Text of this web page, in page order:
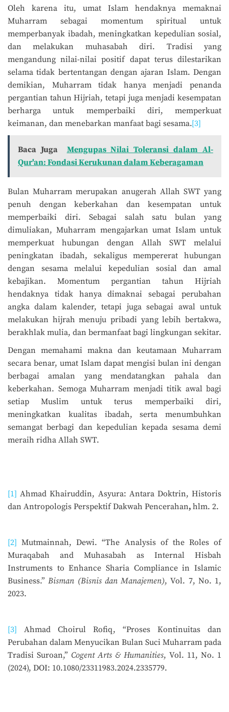
Oleh karena itu, umat Islam hendaknya memaknai
Muharram sebagai momentum spiritual untuk
memperbanyak ibadah, meningkatkan kepedulian sosial,
dan melakukan muhasabah diri. Tradisi yang
mengandung nilai-nilai positif dapat terus dilestarikan
selama tidak bertentangan dengan ajaran Islam. Dengan
demikian, Muharram tidak hanya menjadi penanda
pergantian tahun Hijriah, tetapi juga menjadi kesempatan
berharga untuk memperbaiki diri, memperkuat
keimanan, dan menebarkan manfaat bagi sesama.[3]
Baca Juga
Mengupas Nilai Toleransi dalam Al-
Qur'an: Fondasi Kerukunan dalam Keberagaman
Bulan Muharram merupakan anugerah Allah SWT yang
penuh dengan keberkahan dan kesempatan untuk
memperbaiki diri. Sebagai salah satu bulan yang
dimuliakan, Muharram mengajarkan umat Islam untuk
memperkuat hubungan dengan Allah SWT melalui
peningkatan ibadah, sekaligus mempererat hubungan
dengan sesama melalui kepedulian sosial dan amal
kebajikan. Momentum pergantian tahun Hijriah
hendaknya tidak hanya dimaknai sebagai perubahan
angka dalam kalender, tetapi juga sebagai awal untuk
melakukan hijrah menuju pribadi yang lebih bertakwa,
berakhlak mulia, dan bermanfaat bagi lingkungan sekitar.
Dengan memahami makna dan keutamaan Muharram
secara benar, umat Islam dapat mengisi bulan ini dengan
berbagai amalan yang mendatangkan pahala dan
keberkahan. Semoga Muharram menjadi titik awal bagi
setiap Muslim untuk terus memperbaiki diri,
meningkatkan kualitas ibadah, serta menumbuhkan
semangat berbagi dan kepedulian kepada sesama demi
meraih ridha Allah SWT.
[1] Ahmad Khairuddin, Asyura: Antara Doktrin, Historis
dan Antropologis Perspektif Dakwah Pencerahan, hlm. 2.
[2] Mutmainnah, Dewi. “The Analysis of the Roles of
Muraqabah and Muhasabah as Internal Hisbah
Instruments to Enhance Sharia Compliance in Islamic
Business.”Bisman (Bisnis dan Manajemen), Vol. 7, No. 1,
2023.
[3] Ahmad Choirul Rofiq, “Proses Kontinuitas dan
Perubahan dalam Menyucikan Bulan Suci Muharram pada
Tradisi Suroan,” Cogent Arts & Humanities, Vol. 11, No. 1
(2024), DOI: 10.1080/23311983.2024.2335779.